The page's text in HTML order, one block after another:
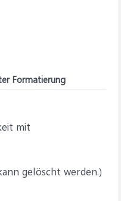
Formatierung
mit
gelöscht werden.)